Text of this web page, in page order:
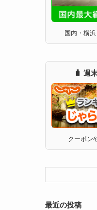
国内・横
🧳 週
クーポン
最近の投稿